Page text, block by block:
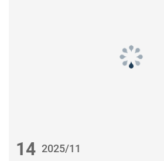
14 2025/11